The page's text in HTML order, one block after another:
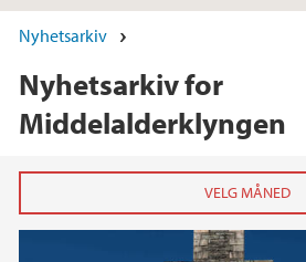
Nyhetsarkiv
Nyhetsarkiv for
Middelalderklyngen
2025